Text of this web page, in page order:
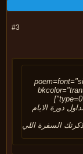
الايام
السفرة اللي